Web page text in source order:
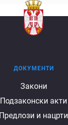
ДОКУМЕНТИ
Закони
Подзаконски акти
Предлози и нацрти